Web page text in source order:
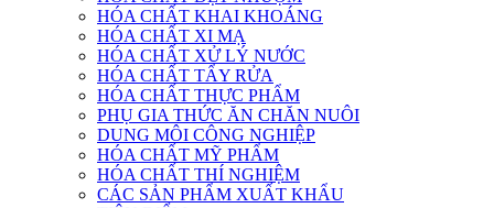
HÓA CHẤT KHAI KHOÁNG
HÓA CHẤT XI MẠ
HÓA CHẤT XỬ LÝ NƯỚC
HÓA CHẤT TẨY RỬA
HÓA CHẤT THỰC PHẨM
PHỤ GIA THỨC ĂN CHĂN NUÔI
DUNG MÔI CÔNG NGHIỆP
HÓA CHẤT MỸ PHẨM
HÓA CHẤT THÍ NGHIỆM
CÁC SẢN PHẨM XUẤT KHẨU